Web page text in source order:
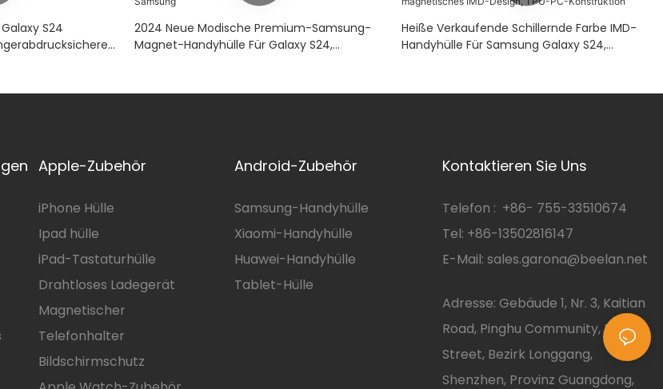
S24
2024 Neue Modische Premium-Samsung-
Magnet-Handyhülle Für Galaxy S24,
Heiße Verkaufende Schillernde Farbe IMD-
Handyhülle Für Samsung Galaxy S24,
Magnetisches IMD-Design, TPU-PC-
Apple-Zubehör
iPhone Hülle
Ipad hülle
iPad-Tastaturhülle
Drahtloses Ladegerät
Magnetischer
Telefonhalter
Bildschirmschutz
Android-Zubehör
Samsung-Handyhülle
Xiaomi-Handyhülle
Huawei-Handyhülle
Tablet-Hülle
Kontaktieren Sie Uns
Telefon : +86- 755-33510674
Tel: +86-13502816147
E-Mail: sales.garona@beelan.net
Adresse: Gebäude 1, Nr. 3, Kaitian
Road, Pinghu Community, Pinghu
Street, Bezirk Longgang,
Shenzhen, Provinz Guangdong,